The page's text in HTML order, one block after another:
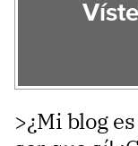
>¿Mi blog